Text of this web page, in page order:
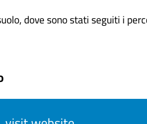
dove sono stati seguiti i